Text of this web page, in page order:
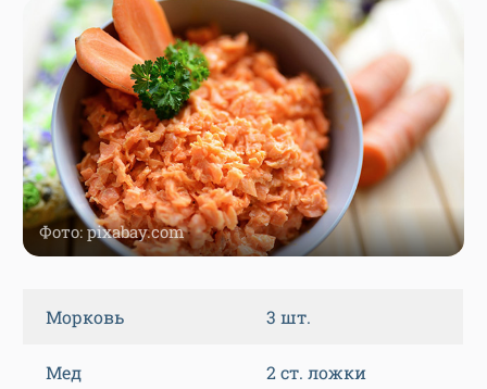
Фото: pixabay.com
Морковь 3 шт.
Мед 2 ст. ложки